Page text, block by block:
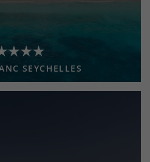
SEYCHELLES